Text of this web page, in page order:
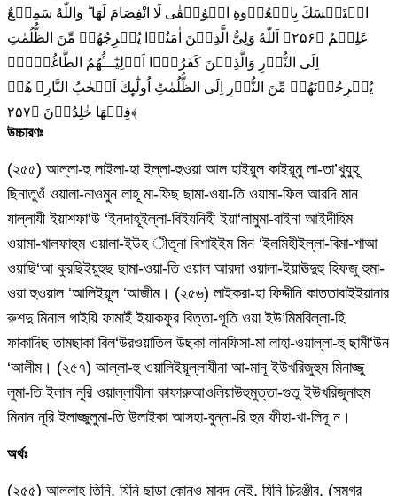
اسۡتَمۡسَكَ بِالۡعُرۡوَةِ الۡوُثۡقٰى لَا انْفِصَامَ لَهَا‌‌ ؕ وَاللّٰهُ سَمِيۡعٌ
عَلِيۡمٌ‏ ﴿۲۵۶﴾ اَللّٰهُ وَلِىُّ الَّذِيۡنَ اٰمَنُوۡا يُخۡرِجُهُمۡ مِّنَ الظُّلُمٰتِ
اِلَى النُّوۡرِ‌ وَالَّذِيۡنَ كَفَرُوۡۤا اَوۡلِيٰٓـــُٔهُمُ الطَّاغُوۡتُۙ
يُخۡرِجُوۡنَهُمۡ مِّنَ النُّوۡرِ اِلَى الظُّلُمٰتِ‌ؕ اُولٰٓٮِٕكَ اَصۡحٰبُ النَّارِ‌‌ۚ هُمۡ
فِيۡهَا خٰلِدُوۡنَ‏ ﴿۲۵۷﴾
উচ্চারণঃ
(২৫৫) আল্লা-হু লাইলা-হা ইল্লা-হুওয়া আল হাইয়ুল কাইয়ূমু লা-তা’খুযুহূ
ছিনাতুওঁ ওয়ালা-নাওমুন লাহূ মা-ফিছ ছামা-ওয়া-তি ওয়ামা-ফিল আরদি মান
যাল্লাযী ইয়াশফা‘উ ‘ইনদাহূইল্লা-বিইযনিহী ইয়া‘লামুমা-বাইনা আইদীহিম
ওয়ামা-খালফাহুম ওয়ালা-ইউহ ীতূনা বিশাইইম মিন ‘ইলমিহীইল্লা-বিমা-শাআ
ওয়াছি‘আ কুরছিইয়ুহুছ ছামা-ওয়া-তি ওয়াল আরদা ওয়ালা-ইয়াঊদুহু হিফজু হুমা-
ওয়া হুওয়াল ‘আলিইয়ূল ‘আজীম। (২৫৬) লাইকরা-হা ফিদ্দীনি কাততাবাইইয়ানার
রুশদু মিনাল গাইয়ি ফামাইঁ ইয়াকফুর বিত্তা-গূতি ওয়া ইউ’মিমবিল্লা-হি
ফাকাদিছ তামছাকা বিল‘উরওয়াতিল উছকা লানফিসা-মা লাহা-ওয়াল্লা-হু ছামী‘উন
‘আলীম। (২৫৭) আল্লা-হু ওয়ালিইয়ূল্লাযীনা আ-মানূ ইউখরিজুহুম মিনাজ্জু
লুমা-তি ইলান নূরি ওয়াল্লাযীনা কাফারুআওলিয়াউহুমুত্তা-গুতু ইউখরিজূনাহুম
মিনান নূরি ইলাজ্জুলুমা-তি উলাইকা আসহা-বুন্না-রি হুম ফীহা-খা-লিদূ ন।
অর্থঃ
(২৫৫) আল্লাহ তিনি, যিনি ছাড়া কোনও মাবুদ নেই, যিনি চিরঞ্জীব, (সমগ্র